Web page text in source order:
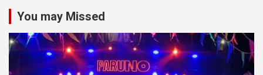
You may Missed